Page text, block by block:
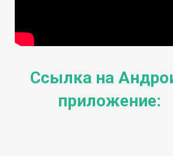
Ссылка на
приложение: